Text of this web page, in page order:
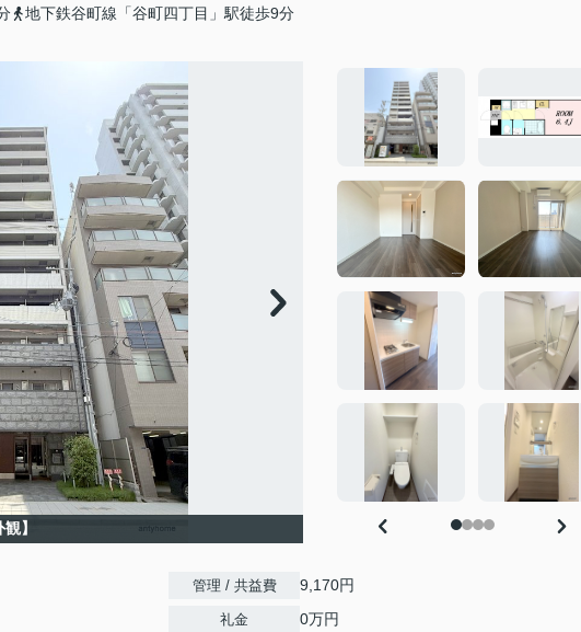
地下鉄谷町線「谷町四丁目」駅徒歩9分
観】
管理 / 共益費 9,170円
礼金 0万円